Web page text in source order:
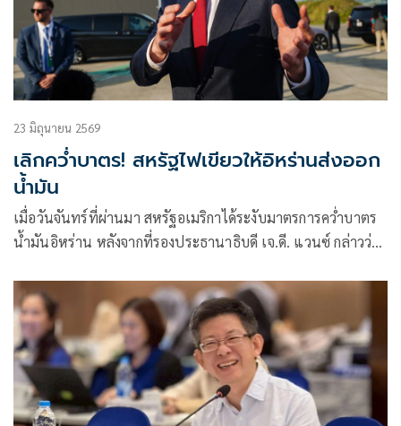
23 มิถุนายน 2569
เลิกคว่ำบาตร! สหรัฐไฟเขียวให้อิหร่านส่งออก
น้ำมัน
เมื่อวันจันทร์ที่ผ่านมา สหรัฐอเมริกาได้ระงับมาตรการคว่ำบาตร
น้ำมันอิหร่าน หลังจากที่รองประธานาธิบดี เจ.ดี. แวนซ์ กล่าวว่า
สหประชาชาติกลับเข้าประเทศได้